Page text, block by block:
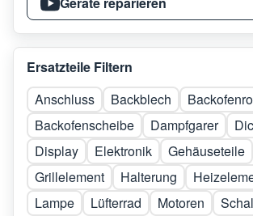
Ersatzteile Filtern
Anschluss
Backblech
Backofenscheibe
Dampfgarer
Display
Elektronik Gehäuseteile
Grillelement
Halterung
Lampe
Lüfterrad Motoren